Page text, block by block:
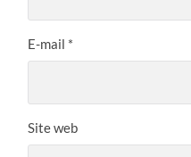
E-mail *
Site web